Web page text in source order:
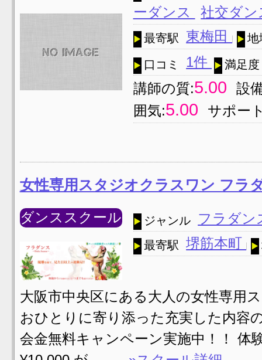
ーダンス
社交ダ
最寄駅 東梅田 地
口コミ 1件 満足度
講師の質:5.00
設
囲気:5.00 サポー
女性専用スタジオクラスワン フラ
ダンススクール ジャンル フラダン
最寄駅 堺筋本町
大阪市中央区にある大人の女性専用
おひとりに寄り添った充実した内容
会金無料キャンペーン実施中！！